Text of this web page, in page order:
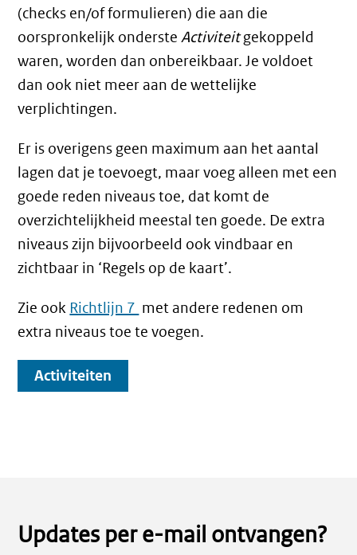
(checks en/of formulieren) die aan die
oorspronkelijk ondersteActiviteitgekoppeld
waren, worden dan onbereikbaar. Je voldoet
dan ook niet meer aan de wettelijke
verplichtingen.
Er is overigens geen maximum aan het aantal
lagen dat je toevoegt, maar voeg alleen met een
goede reden niveaus toe, dat komt de
overzichtelijkheid meestal ten goede. De extra
niveaus zijn bijvoorbeeld ook vindbaar en
zichtbaar in ‘Regels op de kaart’.
Zie ook Richtlijn 7 met andere redenen om
extra niveaus toe te voegen.
Activiteiten
Updates per e-mail ontvangen?